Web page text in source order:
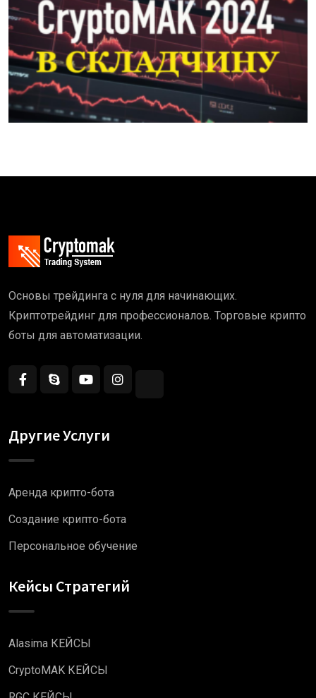
Основы трейдинга с нуля для начинающих.
Криптотрейдинг для профессионалов. Торговые крипто
боты для автоматизации.
Другие Услуги
Аренда крипто-бота
Создание крипто-бота
Персональное обучение
Кейсы Стратегий
Alasima КЕЙСЫ
CryptoMAK КЕЙСЫ